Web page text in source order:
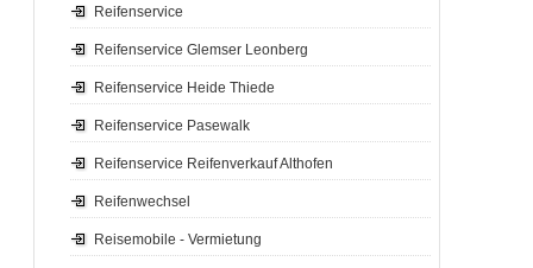
Reifenservice
Reifenservice Glemser Leonberg
Reifenservice Heide Thiede
Reifenservice Pasewalk
Reifenservice Reifenverkauf Althofen
Reifenwechsel
Reisemobile - Vermietung